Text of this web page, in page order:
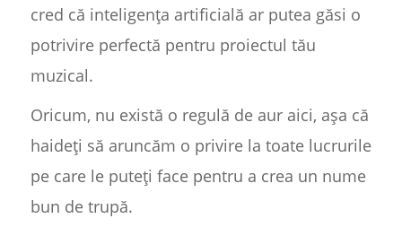
cred că inteligența artificială ar putea găsi o
potrivire perfectă pentru proiectul tău
muzical.
Oricum, nu există o regulă de aur aici, așa că
haideți să aruncăm o privire la toate lucrurile
pe care le puteți face pentru a crea un nume
bun de trupă.